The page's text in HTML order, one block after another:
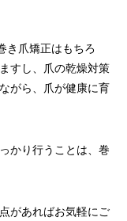
き爪矯正はもちろ
すし、爪の乾燥対策
がら、爪が健康に育
かり行うことは、巻
があればお気軽にご